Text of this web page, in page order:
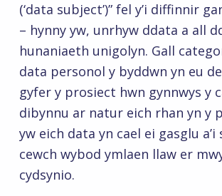
(‘data subject’)” fel y’i diffinnir
– hynny yw, unrhyw ddata a all
hunaniaeth unigolyn. Gall
data personol y byddwn yn eu
gyfer y prosiect hwn gynnwys y
dibynnu ar natur eich rhan yn y
yw eich data yn cael ei gasglu
cewch wybod ymlaen llaw er
cydsynio.